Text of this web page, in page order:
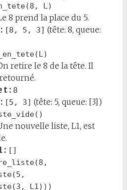
L)
8 prend la place du 5.
[8, 5, 3] (tête: 8, queue:
retire le 8 de la tête. Il
t : 8
[5, 3] (tête: 5, queue: [3])
nouvelle liste, L1, est
: []
L1)))